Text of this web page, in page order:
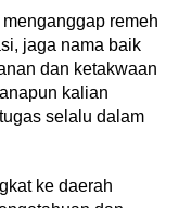
remeh
jaga nama baik
dan ketakwaan
kalian
selalu dalam
ke daerah